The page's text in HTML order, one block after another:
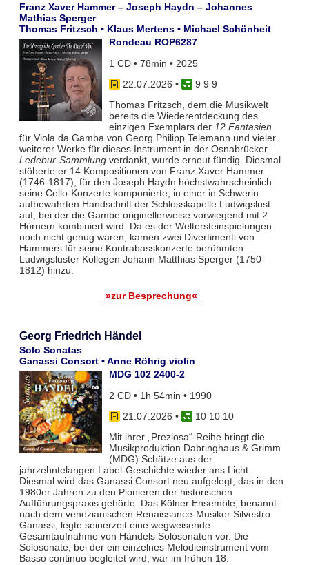
Franz Xaver Hammer – Joseph Haydn – Johannes
Mathias Sperger
Thomas Fritzsch • Klaus Mertens • Michael Schönheit
Rondeau ROP6287
1 CD • 78min • 2025
22.07.2026 •
9 9 9
Thomas Fritzsch, dem die Musikwelt
bereits die Wiederentdeckung des
einzigen Exemplars der 12 Fantasien
für Viola da Gamba von Georg Philipp Telemann und vieler
weiterer Werke für dieses Instrument in der Osnabrücker
Ledebur-Sammlungverdankt, wurde erneut fündig. Diesmal
stöberte er 14 Kompositionen von Franz Xaver Hammer
(1746-1817), für den Joseph Haydn höchstwahrscheinlich
seine Cello-Konzerte komponierte, in einer in Schwerin
aufbewahrten Handschrift der Schlosskapelle Ludwigslust
auf, bei der die Gambe originellerweise vorwiegend mit 2
Hörnern kombiniert wird. Da es der Weltersteinspielungen
noch nicht genug waren, kamen zwei Divertimenti von
Hammers für seine Kontrabasskonzerte berühmten
Ludwigsluster Kollegen Johann Matthias Sperger (1750-
1812) hinzu.
»zur Besprechung«
Georg Friedrich Händel
Solo Sonatas
Ganassi Consort • Anne Röhrig violin
MDG 102 2400-2
2 CD • 1h 54min • 1990
21.07.2026 •
10 10 10
Mit ihrer „Preziosa“-Reihe bringt die
Musikproduktion Dabringhaus & Grimm
(MDG) Schätze aus der
jahrzehntelangen Label-Geschichte wieder ans Licht.
Diesmal wird das Ganassi Consort neu aufgelegt, das in den
1980er Jahren zu den Pionieren der historischen
Aufführungspraxis gehörte. Das Kölner Ensemble, benannt
nach dem venezianischen Renaissance-Musiker Silvestro
Ganassi, legte seinerzeit eine wegweisende
Gesamtaufnahme von Händels Solosonaten vor. Die
Solosonate, bei der ein einzelnes Melodieinstrument vom
Basso continuo begleitet wird, war im frühen 18.